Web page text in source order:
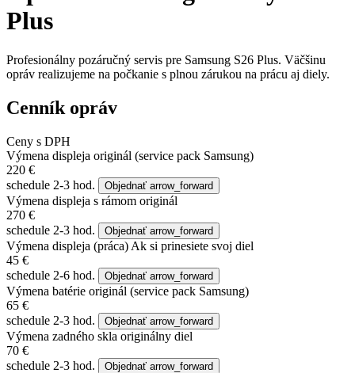
Plus
Profesionálny pozáručný servis pre Samsung S26 Plus. Väčšinu
opráv realizujeme na počkanie s plnou zárukou na prácu aj diely.
Cenník opráv
Ceny s DPH
Výmena displeja originál (service pack Samsung)
220 €
schedule 2-3 hod. Objednať arrow_forward
Výmena displeja s rámom originál
270 €
schedule 2-3 hod. Objednať arrow_forward
Výmena displeja (práca) Ak si prinesiete svoj diel
45 €
schedule 2-6 hod. Objednať arrow_forward
Výmena batérie originál (service pack Samsung)
65 €
schedule 2-3 hod. Objednať arrow_forward
Výmena zadného skla originálny diel
70 €
schedule 2-3 hod. Objednať arrow_forward